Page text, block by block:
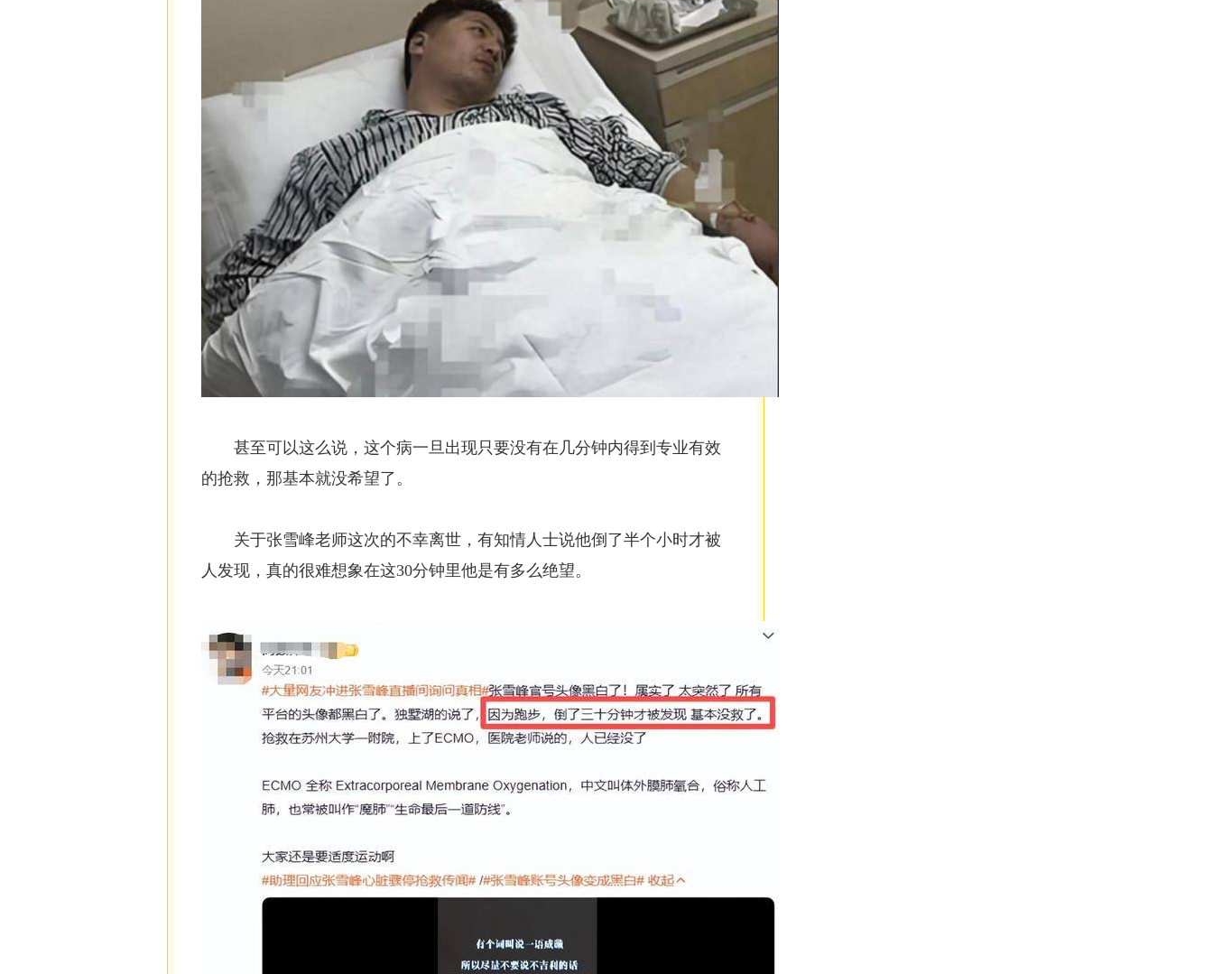
甚至可以这么说，这个病一旦出现只要没有在几分钟内得到专业有效
的抢救，那基本就没希望了。
关于张雪峰老师这次的不幸离世，有知情人士说他倒了半个小时才被
人发现，真的很难想象在这30分钟里他是有多么绝望。